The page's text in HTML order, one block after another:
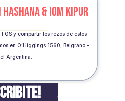
& IOM KIPUR
y compartir los rezos de estos
en O’Higgings 1560, Belgrano -
Argentina.